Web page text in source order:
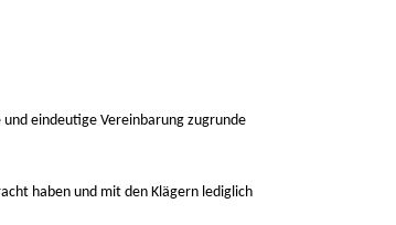
eindeutige Vereinbarung zugrunde
haben und mit den Klägern lediglich